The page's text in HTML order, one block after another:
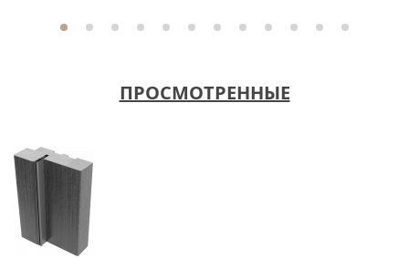
ПРОСМОТРЕННЫЕ